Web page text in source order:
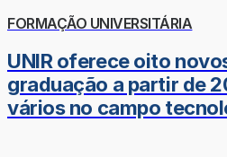
FORMAÇÃO UNIVERSITÁRIA
UNIR oferece oito
graduação a partir de
vários no campo